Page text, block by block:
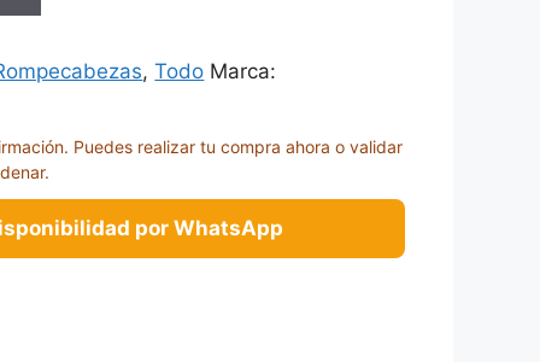
,Todo Marca:
Puedes realizar tu compra ahora o validar
por WhatsApp